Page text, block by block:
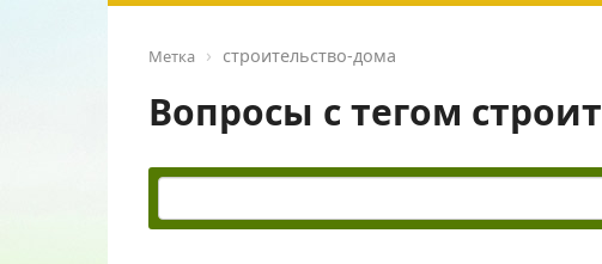
Метка строительство-дома
Вопросы с тегом